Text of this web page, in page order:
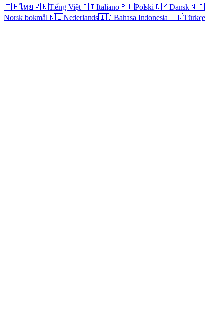
🇹🇭ไทย🇻🇳Tiếng Việt🇮🇹Italiano🇵🇱Polski🇩🇰Dansk🇳🇴
Norsk bokmål🇳🇱Nederlands🇮🇩Bahasa Indonesia🇹🇷Türkçe